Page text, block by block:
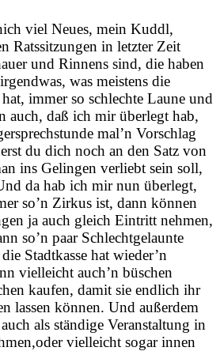
viel Neues, mein Kuddl,
Ratssitzungen in letzter Zeit
und Rinnens sind, die haben
was meistens die
immer so schlechte Laune und
auch, daß ich mir überlegt hab,
mal’n Vorschlag
du dich noch an den Satz von
ins Gelingen verliebt sein soll,
da hab ich mir nun überlegt,
so’n Zirkus ist, dann können
ja auch gleich Eintritt nehmen,
so’n paar Schlechtgelaunte
Stadtkasse hat wieder’n
vielleicht auch’n büschen
kaufen, damit sie endlich ihr
lassen können. Und außerdem
als ständige Veranstaltung in
vielleicht sogar innen